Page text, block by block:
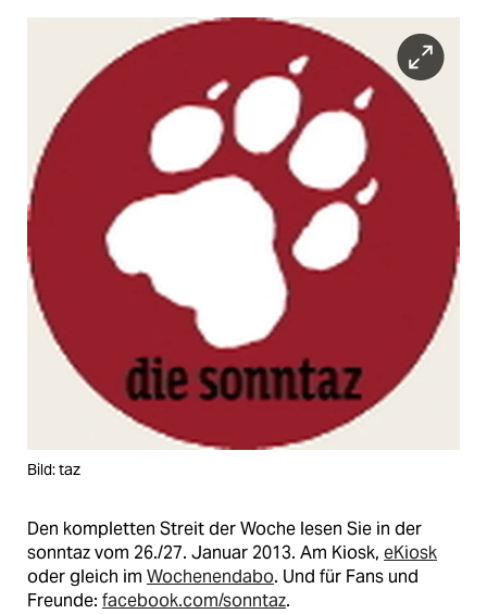
Bild: taz
Den kompletten Streit der Woche lesen Sie in der
sonntaz vom 26./27. Januar 2013. Am Kiosk, eKiosk
oder gleich im Wochenendabo. Und für Fans und
Freunde: facebook.com/sonntaz.